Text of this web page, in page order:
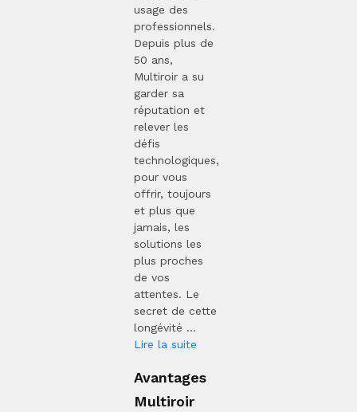
usage des
professionnels.
Depuis plus de
50 ans,
Multiroir a su
garder sa
réputation et
relever les
défis
technologiques,
pour vous
offrir, toujours
et plus que
jamais, les
solutions les
plus proches
de vos
attentes. Le
secret de cette
longévité ...
Lire la suite
Avantages
Multiroir